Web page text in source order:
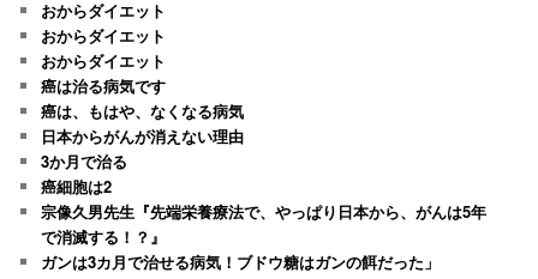
おからダイエット
おからダイエット
おからダイエット
癌は治る病気です
癌は、もはや、なくなる病気
日本からがんが消えない理由
3か月で治る
癌細胞は2
宗像久男先生『先端栄養療法で、やっぱり日本から、がんは5年
で消滅する！？』
ガンは3カ月で治せる病気！ブドウ糖はガンの餌だった」